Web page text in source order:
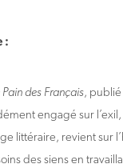
:
Pain des Français,
engagé sur
littéraire, revient sur
des siens en